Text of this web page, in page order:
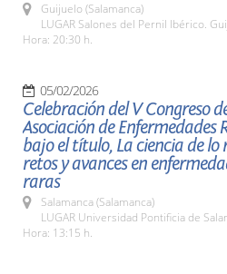
Guijuelo (Salamanca)
LUGAR Salones del Pernil Ibérico.
Hora: 20:30 h.
05/02/2026
Celebración del V Congreso
Asociación de Enfermedades
bajo el título, La ciencia de lo
retos y avances en
raras
Salamanca (Salamanca)
LUGAR Universidad Pontificia de
Hora: 13:15 h.